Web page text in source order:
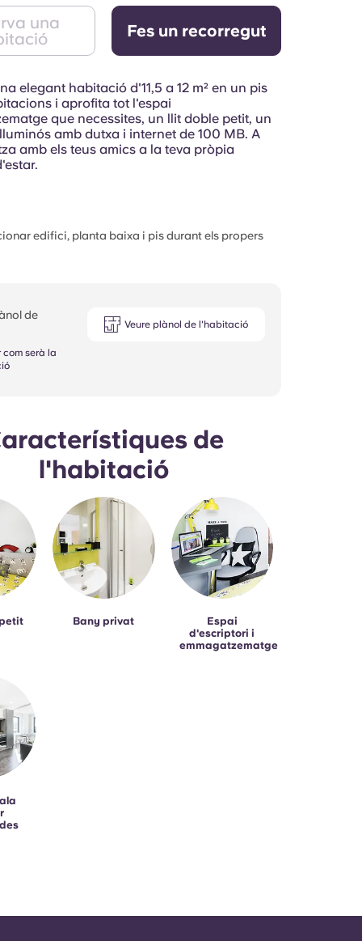
una
Fes un recorregut
elegant habitació d'11,5 a 12 m² en un pis
i aprofita tot l'espai
que necessites, un llit doble petit, un
amb dutxa i internet de 100 MB. A
amb els teus amics a la teva pròpia
edifici, planta baixa i pis durant els propers
de
com serà la
Veure plànol de l'habitació
de
l'habitació
Bany privat
Espai
d'escriptori i
emmagatzematge